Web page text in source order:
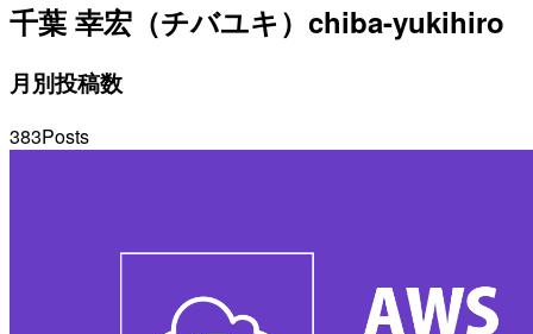
千葉 幸宏（チバユキ） chiba-yukihiro
月別投稿数
383Posts